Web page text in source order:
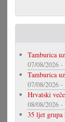
Tamburica
07/08/2026 -
Tamburica
07/08/2026 -
Hrvatski
08/08/2026 -
35 ljet